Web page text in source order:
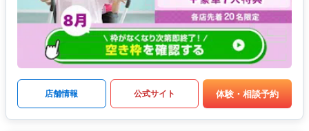
店舗情報 公式サイト 体験・相談予約